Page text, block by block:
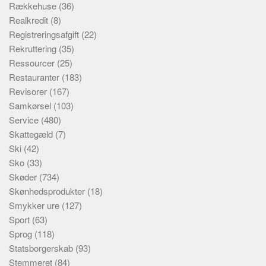
Rækkehuse (36)
Realkredit (8)
Registreringsafgift (22)
Rekruttering (35)
Ressourcer (25)
Restauranter (183)
Revisorer (167)
Samkørsel (103)
Service (480)
Skattegæld (7)
Ski (42)
Sko (33)
Skøder (734)
Skønhedsprodukter (18)
Smykker ure (127)
Sport (63)
Sprog (118)
Statsborgerskab (93)
Stemmeret (84)